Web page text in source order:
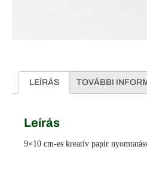
LEÍRÁS TOVÁBBI
Leírás
9×10 cm-es kreatív papír